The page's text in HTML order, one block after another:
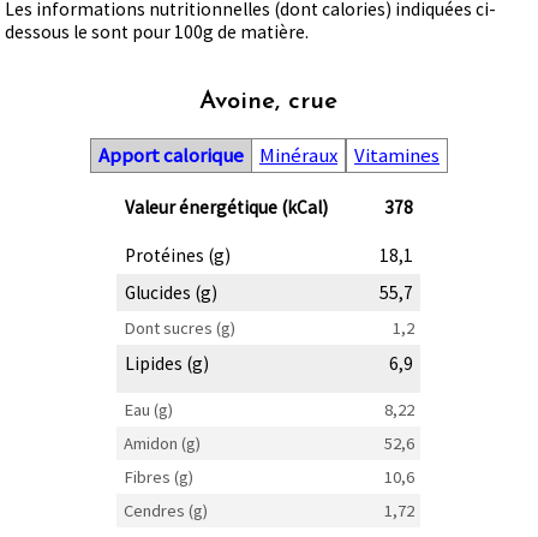
Les informations nutritionnelles (dont calories) indiquées ci-
dessous le sont pour 100g de matière.
Avoine, crue
Apport calorique Minéraux Vitamines
Valeur énergétique (kCal) 378
Protéines (g)
18,1
Glucides (g)
55,7
Dont sucres (g) 1,2
Lipides (g) 6,9
Eau (g)
8,22
Amidon (g)
52,6
Fibres (g)
10,6
Cendres (g)
1,72